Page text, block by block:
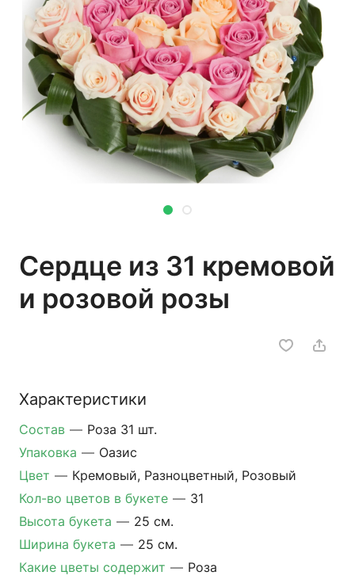
Сердце из 31 кремовой
и розовой розы
Характеристики
Состав — Роза 31 шт.
Упаковка — Оазис
Цвет — Кремовый, Разноцветный, Розовый
Кол-во цветов в букете — 31
Высота букета — 25 см.
Ширина букета — 25 см.
Какие цветы содержит — Роза